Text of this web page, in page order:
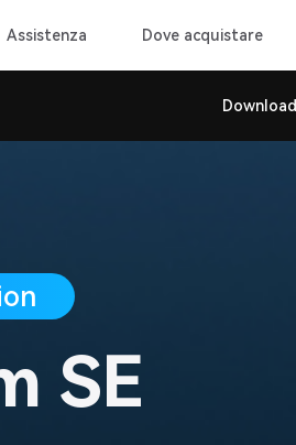
Assistenza Dove acquistare
Download
SE